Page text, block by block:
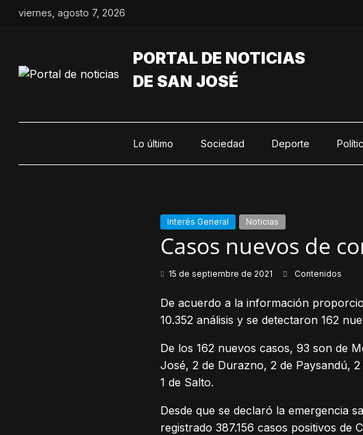
Saltarviernes, agosto 7, 2026
PORTAL DE NOTICIAS
DE SAN JOSÉ
Lo último Sociedad Deporte
Interés General Noticias
Casos nuevos de
15 de septiembre de 2021 Contenidos
De acuerdo a la información
10.352 análisis y se detectaron 162
De los 162 nuevos casos, 93 son de
José, 2 de Durazno, 2 de Paysandú,
1 de Salto.
Desde que se declaró la emergencia
registrado 387.156 casos positivos